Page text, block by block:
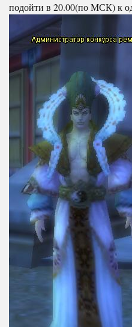
подойти в 20.00(по МСК) к